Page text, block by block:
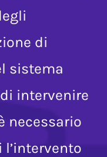
di
sistema
intervenire
necessario